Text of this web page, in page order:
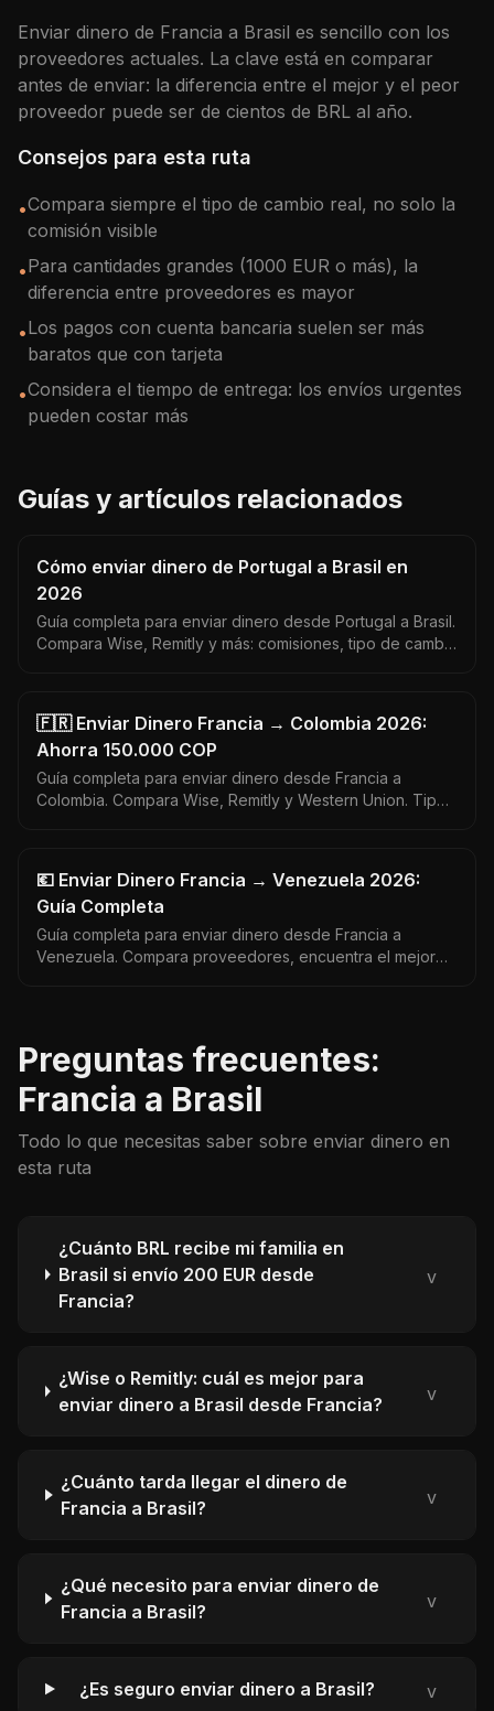
Enviar dinero de Francia a Brasil es sencillo con los
proveedores actuales. La clave está en comparar
antes de enviar: la diferencia entre el mejor y el peor
proveedor puede ser de cientos de BRL al año.
Consejos para esta ruta
•Compara siempre el tipo de cambio real, no solo la
comisión visible
•Para cantidades grandes (1000 EUR o más), la
diferencia entre proveedores es mayor
•Los pagos con cuenta bancaria suelen ser más
baratos que con tarjeta
•Considera el tiempo de entrega: los envíos urgentes
pueden costar más
Guías y artículos relacionados
Cómo enviar dinero de Portugal a Brasil en
2026
Guía completa para enviar dinero desde Portugal a Brasil.
Compara Wise, Remitly y más: comisiones, tipo de cambio
🇫🇷 Enviar Dinero Francia → Colombia 2026:
Ahorra 150.000 COP
Guía completa para enviar dinero desde Francia a
Colombia. Compara Wise, Remitly y Western Union. Tipo
💶 Enviar Dinero Francia → Venezuela 2026:
Guía Completa
Guía completa para enviar dinero desde Francia a
Venezuela. Compara proveedores, encuentra el mejor
Preguntas frecuentes:
Francia a Brasil
Todo lo que necesitas saber sobre enviar dinero en
esta ruta
¿Cuánto BRL recibe mi familia en
Brasil si envío 200 EUR desde
Francia?
v
¿Wise o Remitly: cuál es mejor para
enviar dinero a Brasil desde Francia?
v
¿Cuánto tarda llegar el dinero de
Francia a Brasil?
v
¿Qué necesito para enviar dinero de
Francia a Brasil?
v
¿Es seguro enviar dinero a Brasil? v